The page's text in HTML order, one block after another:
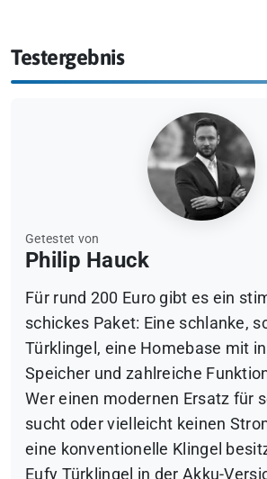
Testergebnis
Getestet von
Philip Hauck
Für rund 200 Euro gibt es ein
schickes Paket: Eine schlanke,
Türklingel, eine Homebase mit
Speicher und zahlreiche
Wer einen modernen Ersatz für
sucht oder vielleicht keinen
eine konventionelle Klingel
Eufy Türklingel in der Akku-